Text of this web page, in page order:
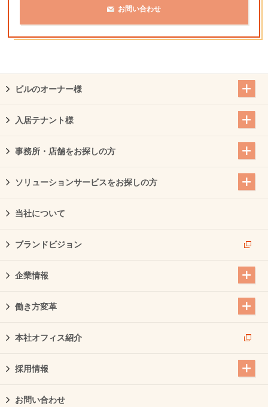
お問い合わせ
ビルのオーナー様
入居テナント様
事務所・店舗をお探しの方
ソリューションサービスをお探しの方
当社について
ブランドビジョン
企業情報
働き方変革
本社オフィス紹介
採用情報
お問い合わせ